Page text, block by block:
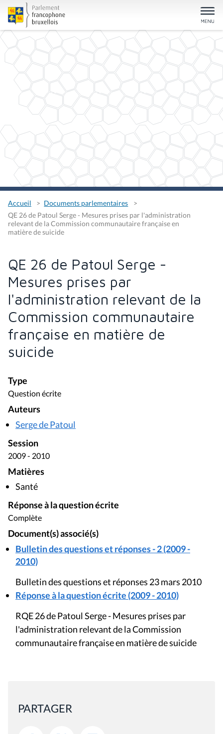
Accueil
Documents parlementaires
QE 26 de Patoul Serge - Mesures prises par l'administration
relevant de la Commission communautaire française en
matière de suicide
QE 26 de Patoul Serge -
Mesures prises par
l'administration relevant de la
Commission communautaire
française en matière de
suicide
Type
Question écrite
Auteurs
Serge de Patoul
Session
2009 - 2010
Matières
Santé
Réponse à la question écrite
Complète
Document(s) associé(s)
Bulletin des questions et réponses - 2 (2009 -
2010)
Bulletin des questions et réponses 23 mars 2010
Réponse à la question écrite (2009 - 2010)
RQE 26 de Patoul Serge - Mesures prises par
l'administration relevant de la Commission
communautaire française en matière de suicide
PARTAGER